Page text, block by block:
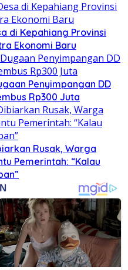
di Kepahiang Provinsi
Ekonomi Baru
Penyimpangan DD
Rp300 Juta
Rusak, Warga
Pemerintah: “Kalau